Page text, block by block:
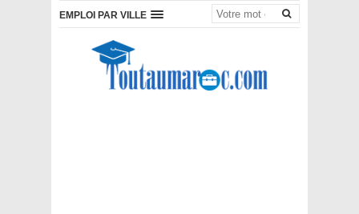
EMPLOI PAR VILLE